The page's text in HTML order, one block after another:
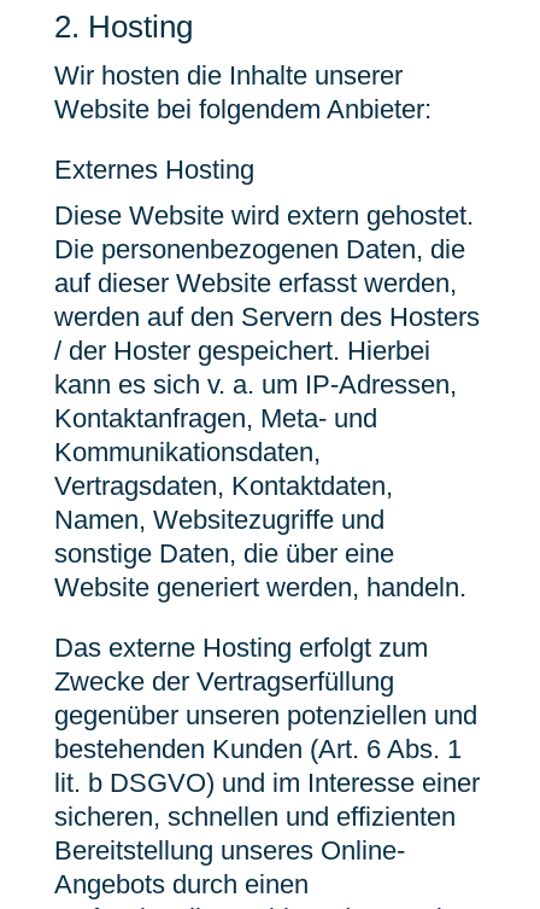
2. Hosting
Wir hosten die Inhalte unserer
Website bei folgendem Anbieter:
Externes Hosting
Diese Website wird extern gehostet.
Die personenbezogenen Daten, die
auf dieser Website erfasst werden,
werden auf den Servern des Hosters
/ der Hoster gespeichert. Hierbei
kann es sich v. a. um IP-Adressen,
Kontaktanfragen, Meta- und
Kommunikationsdaten,
Vertragsdaten, Kontaktdaten,
Namen, Websitezugriffe und
sonstige Daten, die über eine
Website generiert werden, handeln.
Das externe Hosting erfolgt zum
Zwecke der Vertragserfüllung
gegenüber unseren potenziellen und
bestehenden Kunden (Art. 6 Abs. 1
lit. b DSGVO) und im Interesse einer
sicheren, schnellen und effizienten
Bereitstellung unseres Online-
Angebots durch einen